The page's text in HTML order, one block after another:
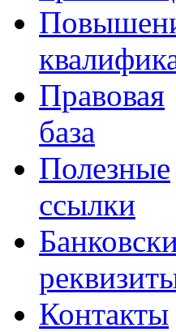
Правовая
база
Полезные
ссылки
Контакты